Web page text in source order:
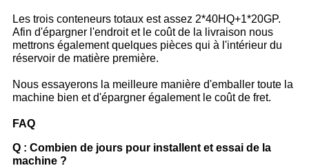
Les trois conteneurs totaux est assez 2*40HQ+1*20GP.
Afin d'épargner l'endroit et le coût de la livraison nous
mettrons également quelques pièces qui à l'intérieur du
réservoir de matière première.
Nous essayerons la meilleure manière d'emballer toute la
machine bien et d'épargner également le coût de fret.
FAQ
Q : Combien de jours pour installent et essai de la
machine ?